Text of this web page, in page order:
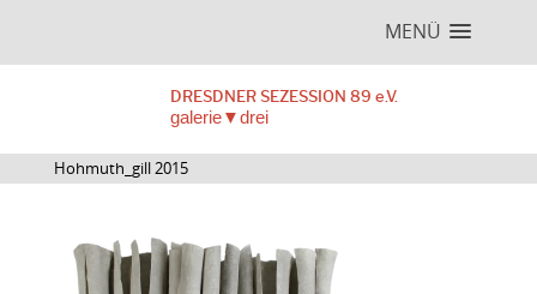
MENÜ
DRESDNER SEZESSION 89 e.V.
galerie▼drei
Hohmuth_gill 2015